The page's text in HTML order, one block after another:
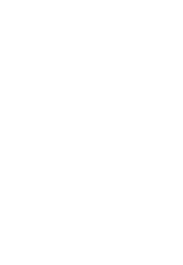
面觀，其中「Truth orDare」大